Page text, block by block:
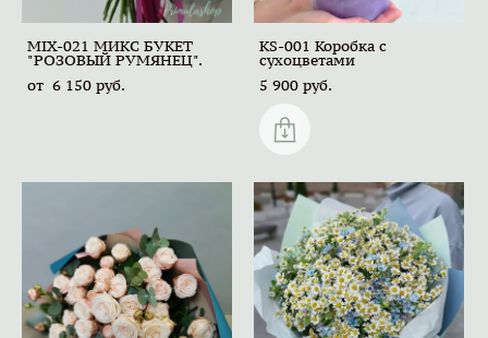
MIX-021 МИКС БУКЕТ
"РОЗОВЫЙ РУМЯНЕЦ".
от 6 150 pуб.
KS-001 Коробка с
сухоцветами
5 900 pуб.